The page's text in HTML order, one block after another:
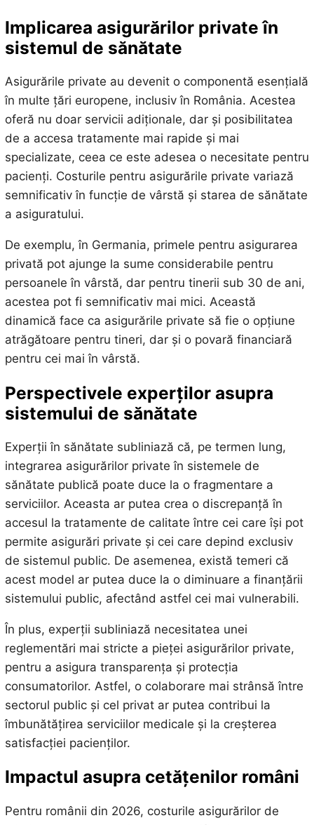
Implicarea asigurărilor private în
sistemul de sănătate
Asigurările private au devenit o componentă esențială
în multe țări europene, inclusiv în România. Acestea
oferă nu doar servicii adiționale, dar și posibilitatea
de a accesa tratamente mai rapide și mai
specializate, ceea ce este adesea o necesitate pentru
pacienți. Costurile pentru asigurările private variază
semnificativ în funcție de vârstă și starea de sănătate
a asiguratului.
De exemplu, în Germania, primele pentru asigurarea
privată pot ajunge la sume considerabile pentru
persoanele în vârstă, dar pentru tinerii sub 30 de ani,
acestea pot fi semnificativ mai mici. Această
dinamică face ca asigurările private să fie o opțiune
atrăgătoare pentru tineri, dar și o povară financiară
pentru cei mai în vârstă.
Perspectivele experților asupra
sistemului de sănătate
Experții în sănătate subliniază că, pe termen lung,
integrarea asigurărilor private în sistemele de
sănătate publică poate duce la o fragmentare a
serviciilor. Aceasta ar putea crea o discrepanță în
accesul la tratamente de calitate între cei care își pot
permite asigurări private și cei care depind exclusiv
de sistemul public. De asemenea, există temeri că
acest model ar putea duce la o diminuare a finanțării
sistemului public, afectând astfel cei mai vulnerabili.
În plus, experții subliniază necesitatea unei
reglementări mai stricte a pieței asigurărilor private,
pentru a asigura transparența și protecția
consumatorilor. Astfel, o colaborare mai strânsă între
sectorul public și cel privat ar putea contribui la
îmbunătățirea serviciilor medicale și la creșterea
satisfacției pacienților.
Impactul asupra cetățenilor români
Pentru românii din 2026, costurile asigurărilor de